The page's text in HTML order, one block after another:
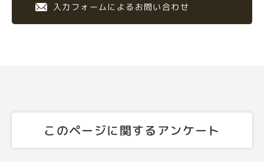
入力フォームによるお問い合わせ
このページに関するアンケート